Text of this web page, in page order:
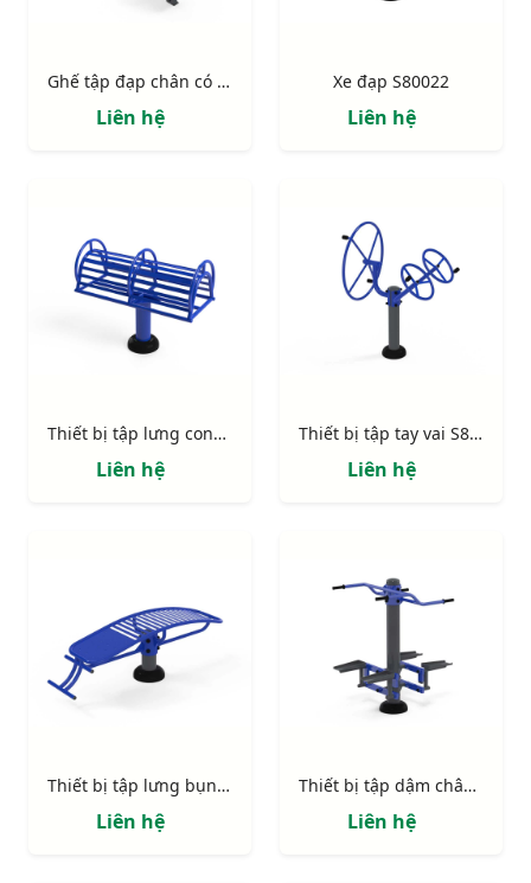
Ghế tập đạp chân có lưng tựa S80023
Liên hệ
Xe đạp S80022
Liên hệ
Thiết bị tập lưng cong S80021
Liên hệ
Thiết bị tập tay vai S80020 (2 vô lăng nhỏ, 1 vô lăng lớn)
Liên hệ
Thiết bị tập lưng bụng đơn S80019
Liên hệ
Thiết bị tập dậm chân S80018
Liên hệ